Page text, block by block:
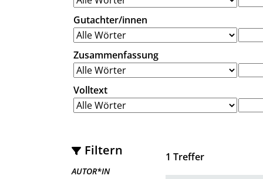
Gutachter/innen
Zusammenfassung
Volltext
Filtern
AUTOR*IN
1 Treffer